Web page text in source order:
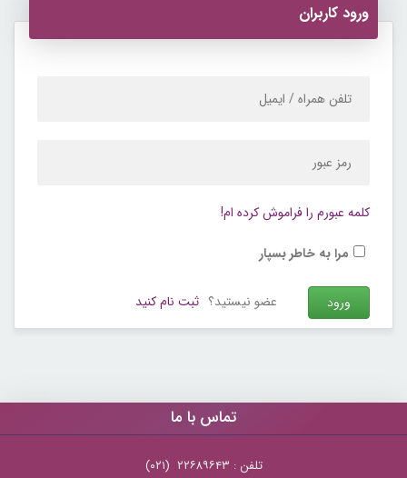
ورود کاربران
کلمه عبورم را فراموش کرده ام!
مرا به خاطر بسپار
عضو نیستید؟ ثبت نام کنید
تماس با ما
تلفن : ۲۲۶۸۹۶۴۳ (۰۲۱)